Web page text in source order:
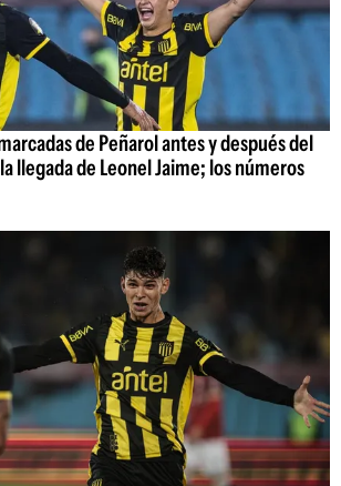
de Peñarol antes y después del
llegada de Leonel Jaime; los números